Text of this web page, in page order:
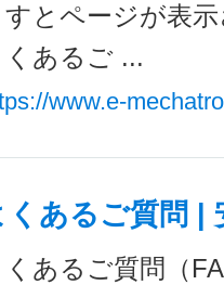
すとページが表
くあるご ...
www.e-
くあるご質問 |
くあるご質問（